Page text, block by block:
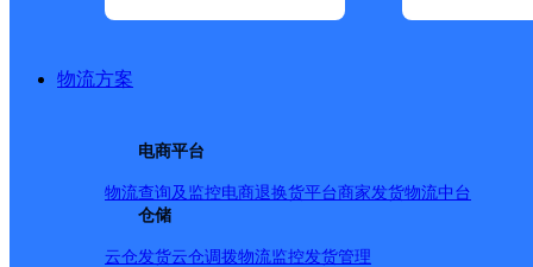
物流方案
电商平台
物流查询及监控电商退换货平台商家发货物流中台
仓储
云仓发货云仓调拨物流监控发货管理
所属快递：圆通速递
所属区域：浙江省-丽水市-遂昌县
网点地址：浙江省丽水市遂昌县
网点负责人：